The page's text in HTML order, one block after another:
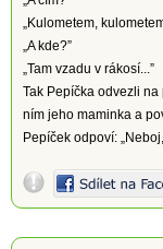
„Kulometem,
„A kde?”
„Tam vzadu v rákosí...”
Tak Pepíčka odvezli
ním jeho maminka a
Pepíček odpoví: